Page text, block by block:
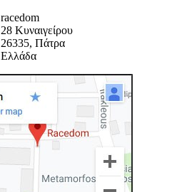
racedom
28 Κυναιγείρου
26335, Πάτρα
Ελλάδα